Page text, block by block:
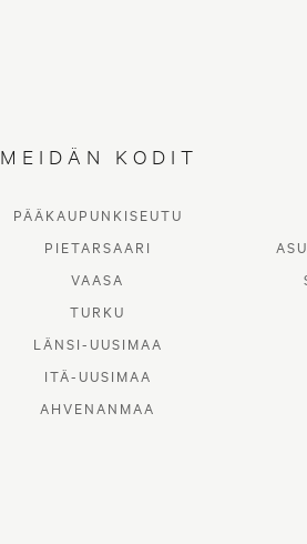
MEIDÄN KODIT
PÄÄKAUPUNKISEUTU
PIETARSAARI
VAASA
TURKU
LÄNSI-UUSIMAA
ITÄ-UUSIMAA
AHVENANMAA